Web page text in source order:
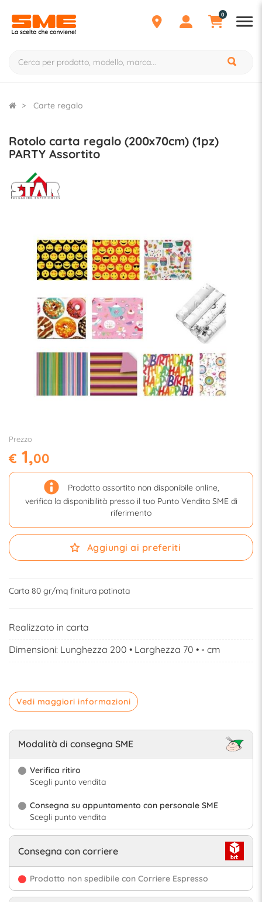
0
Carte regalo
Rotolo carta regalo (200x70cm) (1pz)
PARTY Assortito
Prezzo
€ 1,00
Prodotto assortito non disponibile online,
verifica la disponibilità presso il tuo Punto Vendita SME di
riferimento
Aggiungi ai preferiti
Carta 80 gr/mq finitura patinata
Realizzato in carta
Dimensioni: Lunghezza 200 • Larghezza 70 • ◦ cm
Vedi maggiori informazioni
Modalità di consegna SME
Verifica ritiro
Scegli punto vendita
Consegna su appuntamento con personale SME
Scegli punto vendita
Consegna con corriere
Prodotto non spedibile con Corriere Espresso